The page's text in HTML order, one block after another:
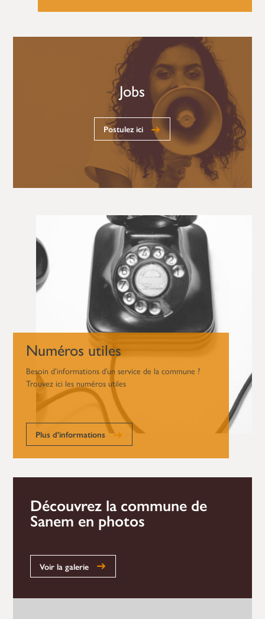
Jobs
Postulez ici
Numéros utiles
Besoin d’informations d’un service de la commune ?
Trouvez ici les numéros utiles
Plus d'informations
Découvrez la commune de
Sanem en photos
Voir la galerie